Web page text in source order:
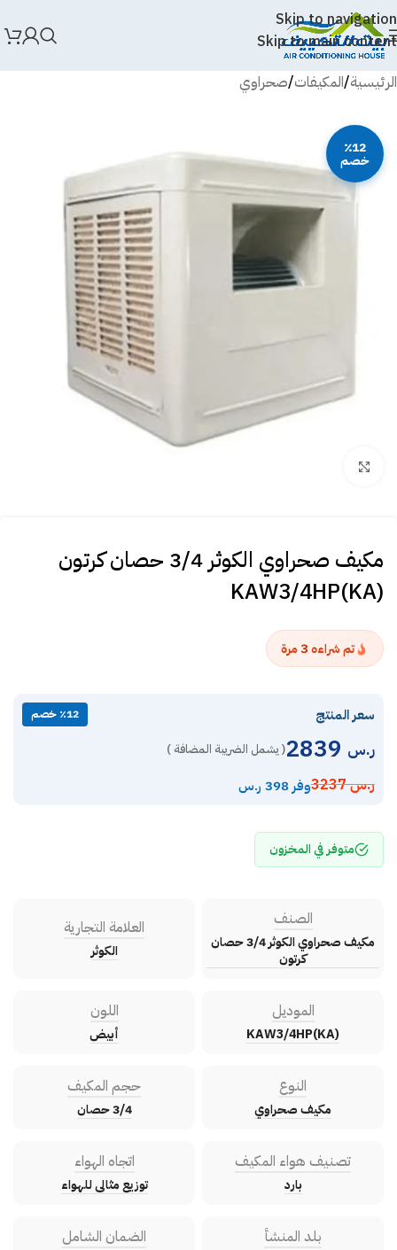
Skip to navigation
Skip to main content
الرئيسية/المكيفات/صحراوي
٪12
خصم
مكيف صحراوي الكوثر 3/4 حصان كرتون
KAW3/4HP(KA)
تم شراءه3مرة
سعر المنتج ٪12 خصم
ر.س ( يشمل الضريبة المضافة )
ر.س3237 وفر 398 ر.س
متوفر في المخزون
الصنف
مكيف صحراوي الكوثر 3/4 حصان
كرتون
العلامة التجارية
الكوثر
الموديل
KAW3/4HP(KA)
اللون
أبيض
النوع
مكيف صحراوي
حجم المكيف
3/4 حصان
تصنيف هواء المكيف
بارد
اتجاه الهواء
توزيع مثالى للهواء
بلد المنشأ الضمان الشامل